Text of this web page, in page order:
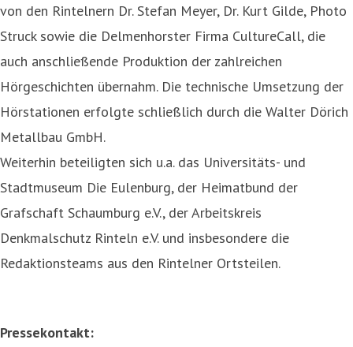
von den Rintelnern Dr. Stefan Meyer, Dr. Kurt Gilde, Photo
Struck sowie die Delmenhorster Firma CultureCall, die
auch anschließende Produktion der zahlreichen
Hörgeschichten übernahm. Die technische Umsetzung der
Hörstationen erfolgte schließlich durch die Walter Dörich
Metallbau GmbH.
Weiterhin beteiligten sich u.a. das Universitäts- und
Stadtmuseum Die Eulenburg, der Heimatbund der
Grafschaft Schaumburg e.V., der Arbeitskreis
Denkmalschutz Rinteln e.V. und insbesondere die
Redaktionsteams aus den Rintelner Ortsteilen.
Pressekontakt: